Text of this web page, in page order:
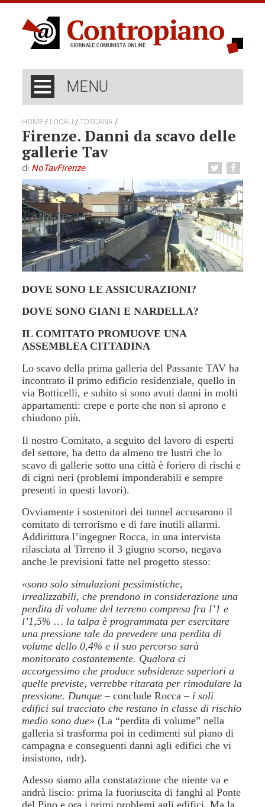
MENU
HOME / LOCALI /TOSCANA /
Firenze. Danni da scavo delle
gallerie Tav
di NoTavFirenze
DOVE SONO LE ASSICURAZIONI?
DOVE SONO GIANI E NARDELLA?
IL COMITATO PROMUOVE UNA
ASSEMBLEA CITTADINA
Lo scavo della prima galleria del Passante TAV ha
incontrato il primo edificio residenziale, quello in
via Botticelli, e subito si sono avuti danni in molti
appartamenti: crepe e porte che non si aprono e
chiudono più.
Il nostro Comitato, a seguito del lavoro di esperti
del settore, ha detto da almeno tre lustri che lo
scavo di gallerie sotto una città è foriero di rischi e
di cigni neri (problemi imponderabili e sempre
presenti in questi lavori).
Ovviamente i sostenitori dei tunnel accusarono il
comitato di terrorismo e di fare inutili allarmi.
Addirittura l’ingegner Rocca, in una intervista
rilasciata al Tirreno il 3 giugno scorso, negava
anche le previsioni fatte nel progetto stesso:
«sono solo simulazioni pessimistiche,
irrealizzabili, che prendono in considerazione una
perdita di volume del terreno compresa fra l’1 e
l’1,5% … la talpa è programmata per esercitare
una pressione tale da prevedere una perdita di
volume dello 0,4% e il suo percorso sarà
monitorato costantemente. Qualora ci
accorgessimo che produce subsidenze superiori a
quelle previste, verrebbe ritarata per rimodulare la
pressione. Dunque – conclude Rocca – i soli
edifici sul tracciato che restano in classe di rischio
medio sono due» (La “perdita di volume” nella
galleria si trasforma poi in cedimenti sul piano di
campagna e conseguenti danni agli edifici che vi
insistono, ndr).
Adesso siamo alla constatazione che niente va e
andrà liscio: prima la fuoriuscita di fanghi al Ponte
del Pino e ora i primi problemi agli edifici. Ma la